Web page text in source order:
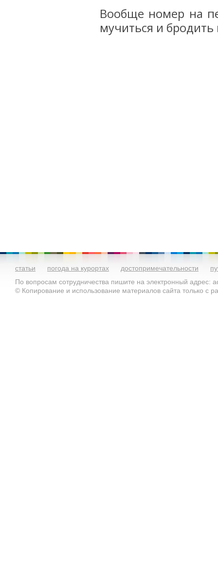
Вообще номер на
мучиться и
статьи погода на курортах достопримечательности
По вопросам сотрудничества пишите на электронный адрес:
© Копирование и использование материалов сайта только с